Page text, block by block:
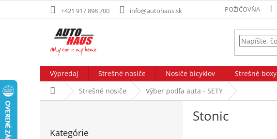
+421 917 898 700 info@autohaus.sk POŽIČOVŇA
Výpredaj Strešné nosiče Nosiče bicyklov Strešné boxy
DomovStrešné nosiče Výber podľa auta - SETY
kategórie
Kategórie
Stonic